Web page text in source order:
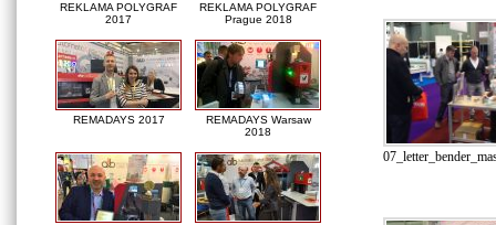
REKLAMA POLYGRAF
2017
REKLAMA POLYGRAF
Prague 2018
REMADAYS 2017
REMADAYS Warsaw
2018